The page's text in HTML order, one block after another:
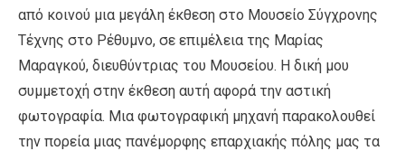
από κοινού μια μεγάλη έκθεση στο Μουσείο Σύγχρονης
Τέχνης στο Ρέθυμνο, σε επιμέλεια της Μαρίας
Μαραγκού, διευθύντριας του Μουσείου. Η δική μου
συμμετοχή στην έκθεση αυτή αφορά την αστική
φωτογραφία. Μια φωτογραφική μηχανή παρακολουθεί
την πορεία μιας πανέμορφης επαρχιακής πόλης μας τα